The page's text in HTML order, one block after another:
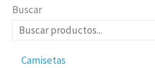
Buscar
Camisetas